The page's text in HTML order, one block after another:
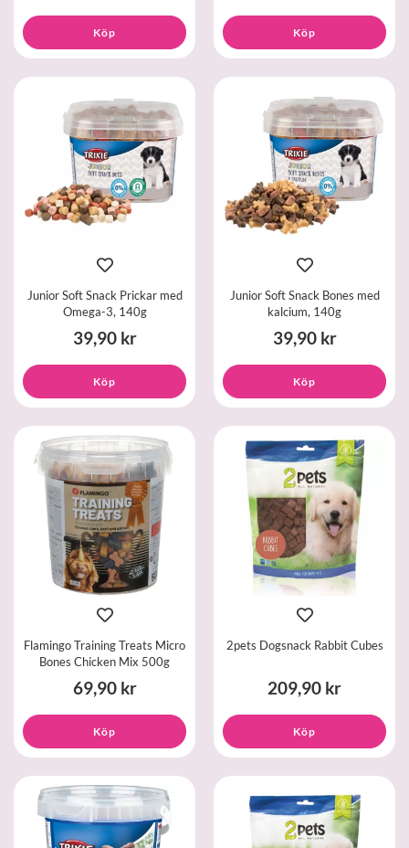
Köp Köp
Junior Soft Snack Prickar med
Omega-3, 140g
39,90 kr
Köp
Junior Soft Snack Bones med
kalcium, 140g
39,90 kr
Köp
Flamingo Training Treats Micro
Bones Chicken Mix 500g
69,90 kr
Köp
2pets Dogsnack Rabbit Cubes
209,90 kr
Köp